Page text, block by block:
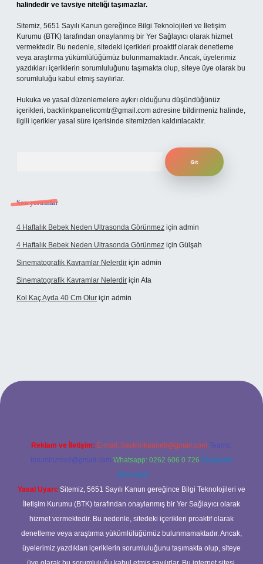
halindedir ve tavsiye niteliği taşımazlar.
Sitemiz, 5651 Sayılı Kanun gereğince Bilgi Teknolojileri ve İletişim
Kurumu (BTK) tarafından onaylanmış bir Yer Sağlayıcı olarak hizmet
vermektedir. Bu nedenle, sitedeki içerikleri proaktif olarak denetleme
veya araştırma yükümlülüğümüz bulunmamaktadır. Ancak, üyelerimiz
yazdıkları içeriklerin sorumluluğunu taşımakta olup, siteye üye olarak bu
sorumluluğu kabul etmiş sayılırlar.
Hukuka ve yasal düzenlemelere aykırı olduğunu düşündüğünüz
içerikleri, backlinkpanelicomtr@gmail.com adresine bildirmeniz halinde,
ilgili içerikler yasal süre içerisinde sitemizden kaldırılacaktır.
Son yorumlar
4 Haftalık Bebek Neden Ultrasonda Görünmez için admin
4 Haftalık Bebek Neden Ultrasonda Görünmez için Gülşah
Sinematografik Kavramlar Nelerdir için admin
Sinematografik Kavramlar Nelerdir için Ata
Kol Kaç Ayda 40 Cm Olur için admin
Reklam ve İletişim: E-mail: backlinkpaneli@gmail.com Teams:
forumhizmeti@gmail.com Whatsapp: 0262 606 0 726 Telegram:
@karabul
Yasal Uyarı: Sitemiz, 5651 Sayılı Kanun gereğince Bilgi Teknolojileri ve
İletişim Kurumu (BTK) tarafından onaylanmış bir Yer Sağlayıcı olarak
hizmet vermektedir. Bu nedenle, sitedeki içerikleri proaktif olarak
denetleme veya araştırma yükümlülüğümüz bulunmamaktadır. Ancak,
üyelerimiz yazdıkları içeriklerin sorumluluğunu taşımakta olup, siteye